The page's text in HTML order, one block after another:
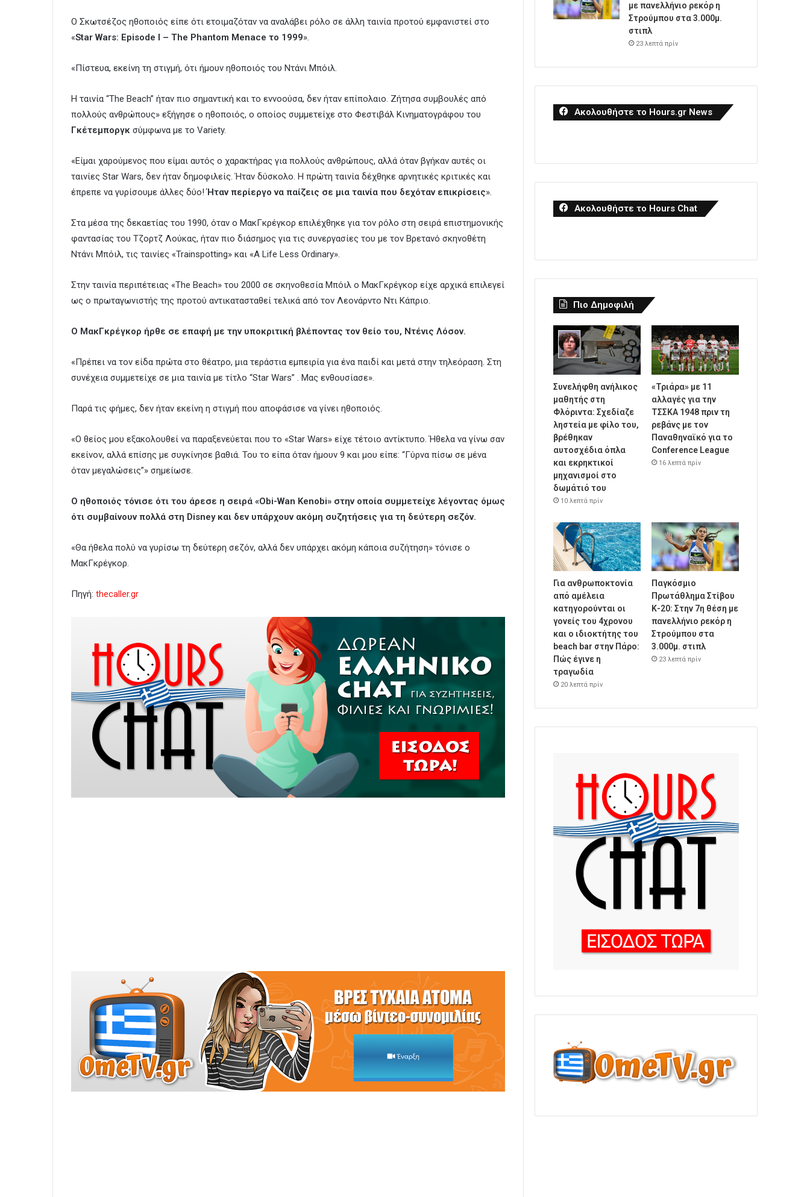
Ο Σκωτσέζος ηθοποιός είπε ότι ετοιμαζόταν να αναλάβει ρόλο σε άλλη ταινία προτού εμφανιστεί στο
«Star Wars: Episode I – The Phantom Menace το 1999».
«Πίστευα, εκείνη τη στιγμή, ότι ήμουν ηθοποιός του Ντάνι Μπόιλ.
Η ταινία “The Beach” ήταν πιο σημαντική και το εννοούσα, δεν ήταν επίπολαιο. Ζήτησα συμβουλές από
πολλούς ανθρώπους» εξήγησε ο ηθοποιός, ο οποίος συμμετείχε στο Φεστιβάλ Κινηματογράφου του
Γκέτεμποργκ σύμφωνα με το Variety.
«Είμαι χαρούμενος που είμαι αυτός ο χαρακτήρας για πολλούς ανθρώπους, αλλά όταν βγήκαν αυτές οι
ταινίες Star Wars, δεν ήταν δημοφιλείς. Ήταν δύσκολο. Η πρώτη ταινία δέχθηκε αρνητικές κριτικές και
έπρεπε να γυρίσουμε άλλες δύο!Ήταν περίεργο να παίζεις σε μια ταινία που δεχόταν επικρίσεις».
Στα μέσα της δεκαετίας του 1990, όταν ο ΜακΓκρέγκορ επιλέχθηκε για τον ρόλο στη σειρά επιστημονικής
φαντασίας του Τζορτζ Λούκας, ήταν πιο διάσημος για τις συνεργασίες του με τον Βρετανό σκηνοθέτη
Ντάνι Μπόιλ, τις ταινίες «Trainspotting» και «A Life Less Ordinary».
Στην ταινία περιπέτειας «The Beach» του 2000 σε σκηνοθεσία Μπόιλ ο ΜακΓκρέγκορ είχε αρχικά επιλεγεί
ως ο πρωταγωνιστής της προτού αντικατασταθεί τελικά από τον Λεονάρντο Ντι Κάπριο.
Ο ΜακΓκρέγκορ ήρθε σε επαφή με την υποκριτική βλέποντας τον θείο του, Ντένις Λόσον.
«Πρέπει να τον είδα πρώτα στο θέατρο, μια τεράστια εμπειρία για ένα παιδί και μετά στην τηλεόραση. Στη
συνέχεια συμμετείχε σε μια ταινία με τίτλο “Star Wars” . Μας ενθουσίασε».
Παρά τις φήμες, δεν ήταν εκείνη η στιγμή που αποφάσισε να γίνει ηθοποιός.
«Ο θείος μου εξακολουθεί να παραξενεύεται που το «Star Wars» είχε τέτοιο αντίκτυπο. Ήθελα να γίνω σαν
εκείνον, αλλά επίσης με συγκίνησε βαθιά. Του το είπα όταν ήμουν 9 και μου είπε: “Γύρνα πίσω σε μένα
όταν μεγαλώσεις”» σημείωσε.
Ο ηθοποιός τόνισε ότι του άρεσε η σειρά «Obi-Wan Kenobi» στην οποία συμμετείχε λέγοντας όμως
ότι συμβαίνουν πολλά στη Disney και δεν υπάρχουν ακόμη συζητήσεις για τη δεύτερη σεζόν.
«Θα ήθελα πολύ να γυρίσω τη δεύτερη σεζόν, αλλά δεν υπάρχει ακόμη κάποια συζήτηση» τόνισε ο
ΜακΓκρέγκορ.
Πηγή: thecaller.gr
με πανελλήνιο ρεκόρ η
Στρούμπου στα 3.000μ.
στιπλ
23 λεπτά πρίν
Ακολουθήστε το Hours.gr News
Ακολουθήστε το Hours Chat
Πιο Δημοφιλή
Συνελήφθη ανήλικος
μαθητής στη
Φλόριντα: Σχεδίαζε
ληστεία με φίλο του,
βρέθηκαν
αυτοσχέδια όπλα
και εκρηκτικοί
μηχανισμοί στο
δωμάτιό του
10 λεπτά πρίν
«Τριάρα» με 11
αλλαγές για την
ΤΣΣΚΑ 1948 πριν τη
ρεβάνς με τον
Παναθηναϊκό για το
Conference League
16 λεπτά πρίν
Για ανθρωποκτονία
από αμέλεια
κατηγορούνται οι
γονείς του 4χρονου
και ο ιδιοκτήτης του
beach bar στην Πάρο:
Πώς έγινε η
τραγωδία
20 λεπτά πρίν
Παγκόσμιο
Πρωτάθλημα Στίβου
Κ-20: Στην 7η θέση με
πανελλήνιο ρεκόρ η
Στρούμπου στα
3.000μ. στιπλ
23 λεπτά πρίν